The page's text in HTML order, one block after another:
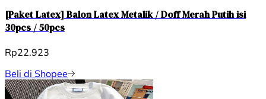
[Paket Latex] Balon Latex Metalik / Doff Merah Putih isi
30pcs / 50pcs
Rp22.923
Beli di Shopee